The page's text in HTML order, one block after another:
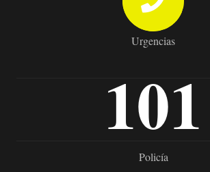
Urgencias
101
Policía